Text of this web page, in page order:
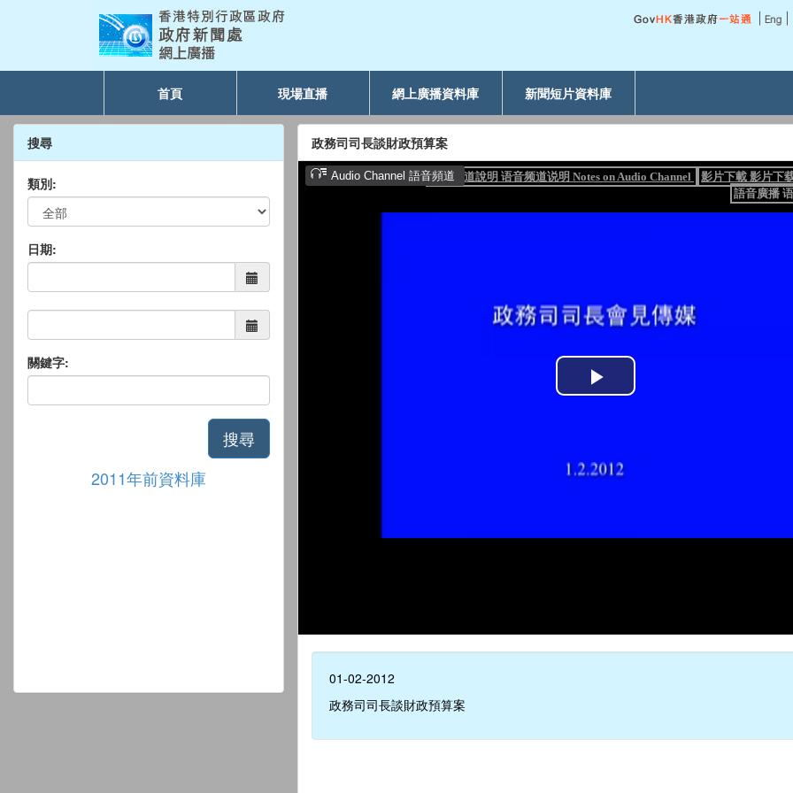
首頁 現場直播 網上廣播資料庫 新聞短片資料庫
搜尋
類別:
日期:
關鍵字:
搜尋
2011年前資料庫
政務司司長談財政預算案
01-02-2012
政務司司長談財政預算案